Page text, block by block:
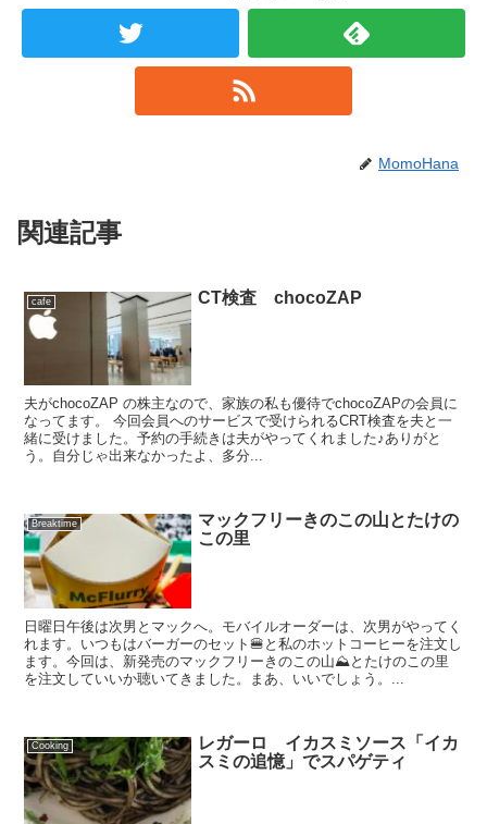
MomoHana
関連記事
cafe CT検査 chocoZAP
夫がchocoZAP の株主なので、家族の私も優待でchocoZAPの会員に
なってます。 今回会員へのサービスで受けられるCRT検査を夫と一
緒に受けました。予約の手続きは夫がやってくれました♪ありがと
う。自分じゃ出来なかったよ、多分...
Breaktime
マックフリーきのこの山とたけの
この里
日曜日午後は次男とマックへ。モバイルオーダーは、次男がやってく
れます。いつもはバーガーのセット🍔と私のホットコーヒーを注文し
ます。今回は、新発売のマックフリーきのこの山⛰️とたけのこの里
を注文していいか聴いてきました。まあ、いいでしょう。...
Cooking
レガーロ イカスミソース「イカ
スミの追憶」でスパゲティ